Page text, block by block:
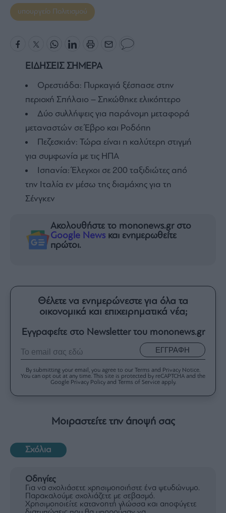
υπουργείο Πολιτισμού
ΕΙΔΗΣΕΙΣ ΣΗΜΕΡΑ
Ορεστιάδα: Πυρκαγιά ξέσπασε στην
περιοχή Σπήλαιο – Σηκώθηκε ελικόπτερο
Δύο συλλήψεις για παράνομη μεταφορά
μεταναστών σε Έβρο και Ροδόπη
Πεζεσκιάν: Τώρα είναι η καλύτερη στιγμή
για συμφωνία με τις ΗΠΑ
Ισπανία: Έλεγχοι σε 200 ταξιδιώτες από
την Ιταλία εν μέσω της διαμάχης για τη
Σένγκεν
Ακολουθήστε το mononews.gr στο
Google News και ενημερωθείτε
πρώτοι.
Θέλετε να ενημερώνεστε για όλα τα
οικονομικά και επιχειρηματικά νέα;
Εγγραφείτε στο Newsletter του mononews.gr
ΕΓΓΡΑΦΗ
By submitting your email, you agree to our Terms and Privacy Notice.
You can opt out at any time. This site is protected by reCAPTCHA and the
Google Privacy Policy and Terms of Service apply.
Μοιραστείτε την άποψή σας
Σχόλια
Οδηγίες
Για να σχολιάσετε χρησιμοποιήστε ένα ψευδώνυμο.
Παρακαλούμε σχολιάζετε με σεβασμό.
Χρησιμοποιείτε κατανοητή γλώσσα και αποφύγετε